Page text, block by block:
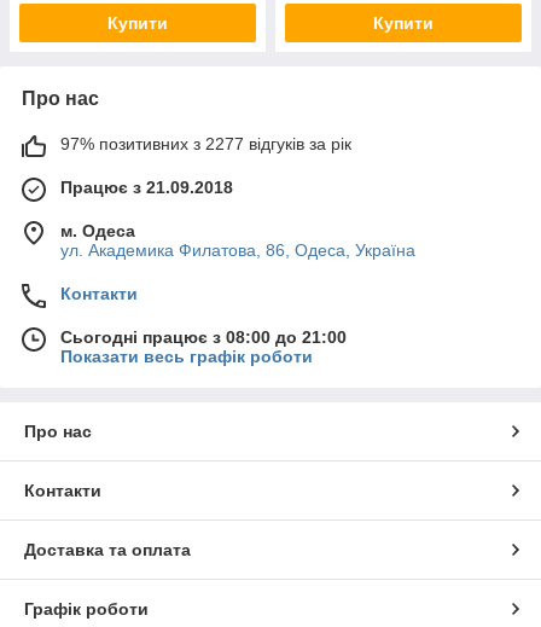
Купити Купити
Про нас
97% позитивних з 2277 відгуків за рік
Працює з 21.09.2018
м. Одеса
ул. Академика Филатова, 86, Одеса, Україна
Контакти
Сьогодні працює з 08:00 до 21:00
Показати весь графік роботи
Про нас
Контакти
Доставка та оплата
Графік роботи